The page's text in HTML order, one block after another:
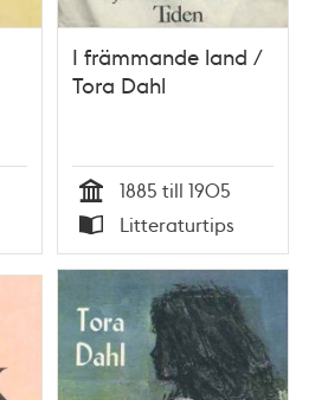
I främmande land /
Tora Dahl
Tid
1885 till 1905
Typ
Litteraturtips